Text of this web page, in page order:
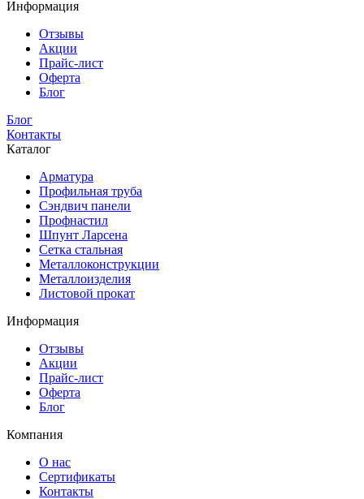
Информация
Отзывы
Акции
Прайс-лист
Оферта
Блог
Блог
Контакты
Каталог
Арматура
Профильная труба
Сэндвич панели
Профнастил
Шпунт Ларсена
Сетка стальная
Металлоконструкции
Металлоизделия
Листовой прокат
Информация
Отзывы
Акции
Прайс-лист
Оферта
Блог
Компания
О нас
Сертификаты
Контакты